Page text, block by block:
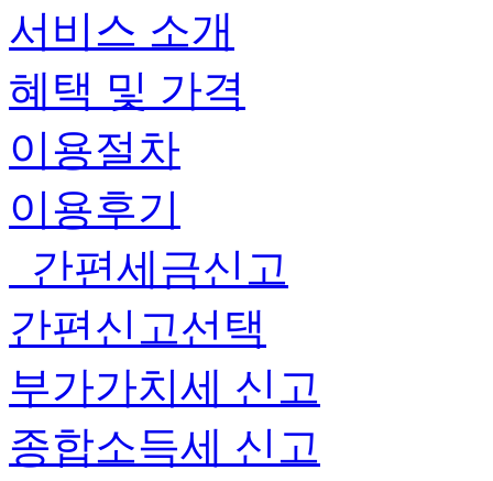
서비스 소개
혜택 및 가격
이용절차
이용후기
간편세금신고
간편신고선택
부가가치세 신고
종합소득세 신고